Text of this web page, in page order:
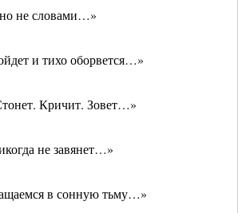
не словами…»
и тихо оборвется…»
Кричит. Зовет…»
не завянет…»
в сонную тьму…»